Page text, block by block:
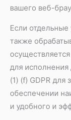
вашего веб-
Если
также
осуществляется
для исполнения
(1) (f) GDPR
обеспечении
и удобного и